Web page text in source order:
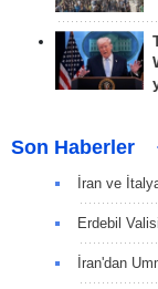
Son Haberler
İran ve
Erdebil
İran'dan